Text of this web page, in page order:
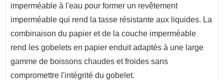
imperméable à l'eau pour former un revêtement
imperméable qui rend la tasse résistante aux liquides. La
combinaison du papier et de la couche imperméable
rend les gobelets en papier enduit adaptés à une large
gamme de boissons chaudes et froides sans
compromettre l'intégrité du gobelet.